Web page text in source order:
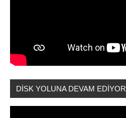
DİSK YOLUNA DEVAM EDİYOR